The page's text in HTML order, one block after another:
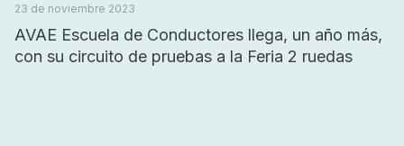
23 de noviembre 2023
AVAE Escuela de Conductores llega, un año más,
con su circuito de pruebas a la Feria 2 ruedas